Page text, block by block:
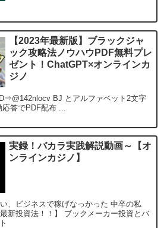
【2023年最新版】ブラックジャ
ック攻略法ノウハウPDF無料プレ
ゼント！ChatGPT×オンラインカ
ジノ
BJ とアルファベット2文字
答でPDF配布 ...
実録！バカラ実践解説動画～【オ
ンラインカジノ】
、ビジネスで稼げなっかった 中卒の私
新投資法！！】 ブックメーカー投資とバ